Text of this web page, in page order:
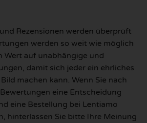
Rezensionen werden überprüft
werden so weit wie möglich
Wert auf unabhängige und
damit sich jeder ein ehrliches
machen kann. Wenn Sie nach
eine Entscheidung
eine Bestellung bei Lentiamo
hinterlassen Sie bitte Ihre Meinung